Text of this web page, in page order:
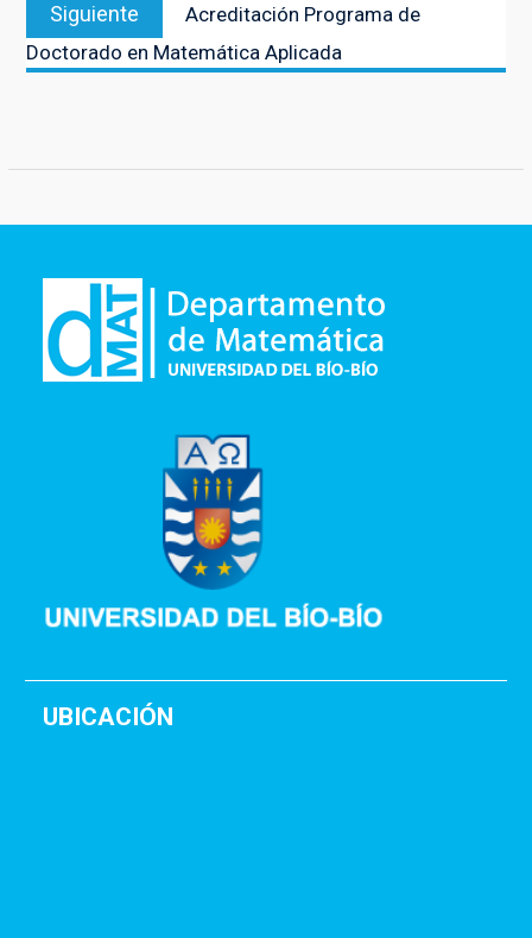
Siguiente
siguiente:
Acreditación Programa de
Doctorado en Matemática Aplicada
UBICACIÓN